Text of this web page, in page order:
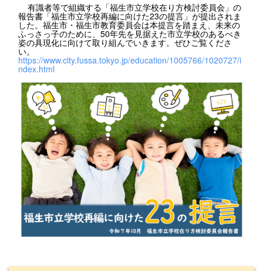
有識者等で組織する「福生市立学校在り方検討委員会」の
報告書「福生市立学校再編に向けた23の提言」が提出されま
した。福生市・福生市教育委員会は本提言を踏まえ、未来の
ふっさっ子のために、50年先を見据えた市立学校のあるべき
姿の具現化に向けて取り組んでいきます。ぜひご覧くださ
い。
https://www.city.fussa.tokyo.jp/education/1005766/1020727/i
ndex.html